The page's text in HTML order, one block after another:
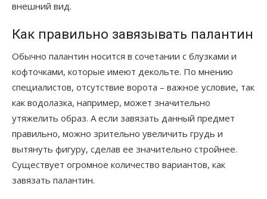
внешний вид.
Как правильно завязывать палантин
Обычно палантин носится в сочетании с блузками и
кофточками, которые имеют декольте. По мнению
специалистов, отсутствие ворота – важное условие, так
как водолазка, например, может значительно
утяжелить образ. А если завязать данный предмет
правильно, можно зрительно увеличить грудь и
вытянуть фигуру, сделав ее значительно стройнее.
Существует огромное количество вариантов, как
завязать палантин.